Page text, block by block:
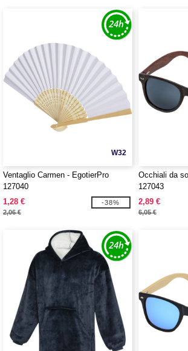
W32
Ventaglio Carmen - EgotierPro
127040
1,28 €
2,06 €
-38%
Occhiali da
127043
2,89 €
6,05 €